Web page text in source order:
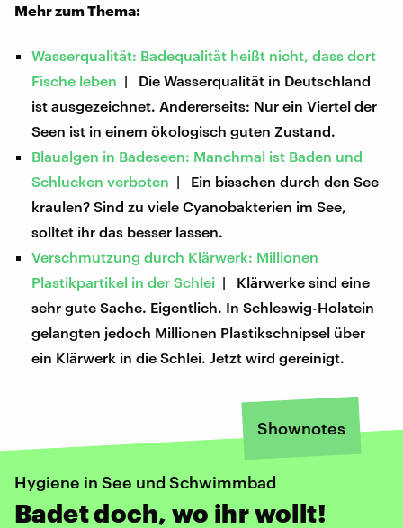
Mehr zum Thema:
Wasserqualität: Badequalität heißt nicht, dass dort
Fische leben | Die Wasserqualität in Deutschland
ist ausgezeichnet. Andererseits: Nur ein Viertel der
Seen ist in einem ökologisch guten Zustand.
Blaualgen in Badeseen: Manchmal ist Baden und
Schlucken verboten | Ein bisschen durch den See
kraulen? Sind zu viele Cyanobakterien im See,
solltet ihr das besser lassen.
Verschmutzung durch Klärwerk: Millionen
Plastikpartikel in der Schlei | Klärwerke sind eine
sehr gute Sache. Eigentlich. In Schleswig-Holstein
gelangten jedoch Millionen Plastikschnipsel über
ein Klärwerk in die Schlei. Jetzt wird gereinigt.
Shownotes
Hygiene in See und Schwimmbad
Badet doch, wo ihr wollt!